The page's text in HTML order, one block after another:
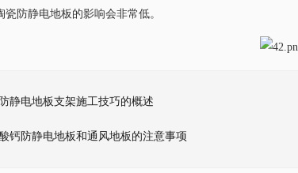
瓷防静电地板的影响会非常低。
静电地板支架施工技巧的概述
钙防静电地板和通风地板的注意事项